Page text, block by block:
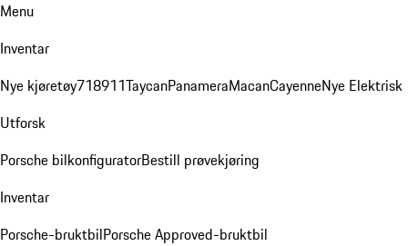
Menu
Inventar
Nye kjøretøy718911TaycanPanameraMacanCayenneNye Elektrisk
Utforsk
Porsche bilkonfiguratorBestill prøvekjøring
Inventar
Porsche-bruktbilPorsche Approved-bruktbil